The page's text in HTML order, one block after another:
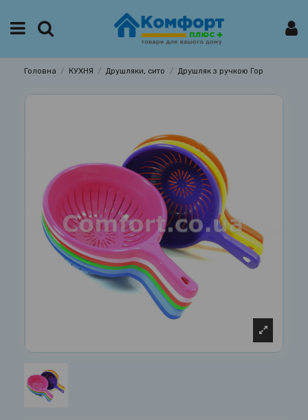
Головна КУХНЯ Друшляки, сито Друшляк з ручкою Гор